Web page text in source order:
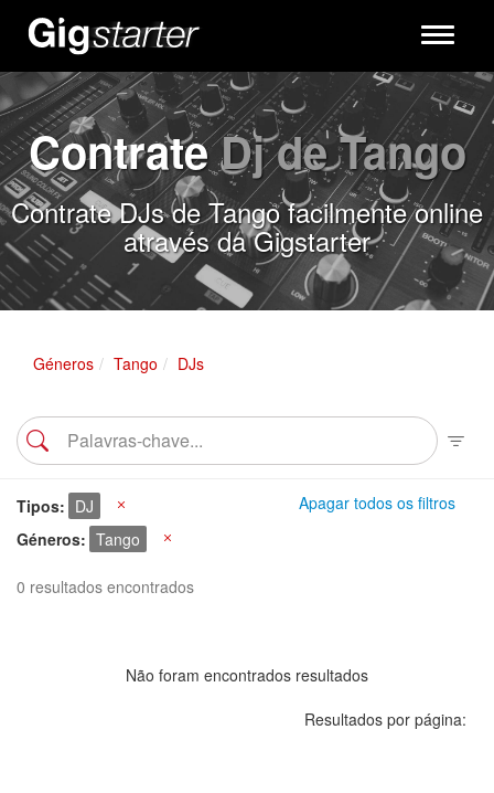
Toggle
ContrateDj de Tango
Contrate DJs de Tango facilmente online
através da Gigstarter
Géneros Tango DJs
Apagar todos os filtros
Tipos DJ
Géneros
Tango
0 resultados encontrados
Não foram encontrados resultados
Resultados por página: